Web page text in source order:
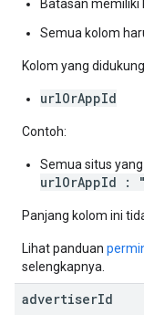
Batasan memiliki
Semua kolom
Kolom yang
urlOrAppId
Contoh:
Semua situs
urlOrAppId :
Panjang kolom ini
Lihat panduan
selengkapnya.
advertiserId